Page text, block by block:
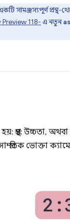
সামঞ্জস্যপূর্ণ প্রস্থ-
118-এ নতুন
উচ্চতা, অথবা
ভোক্তা